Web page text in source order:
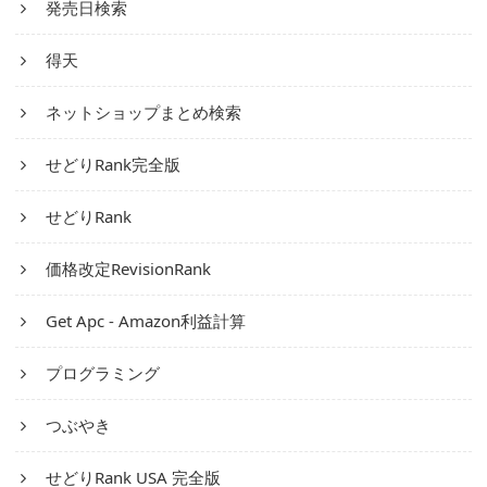
発売日検索
得天
ネットショップまとめ検索
せどりRank完全版
せどりRank
価格改定RevisionRank
Get Apc - Amazon利益計算
プログラミング
つぶやき
せどりRank USA 完全版